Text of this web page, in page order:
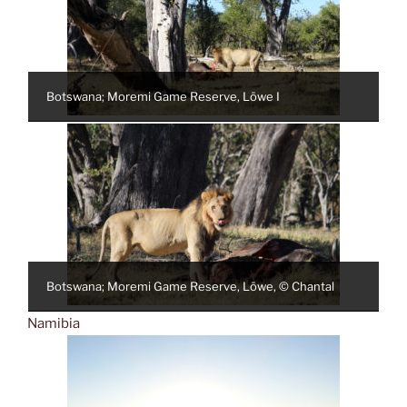
Botswana; Moremi Game Reserve, Löwe I
Botswana; Moremi Game Reserve, Löwe, © Chantal
Namibia